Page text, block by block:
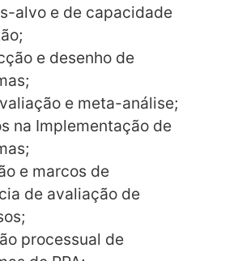
alvo e de capacidade
e desenho de
e meta-análise;
na Implementação de
e marcos de
de avaliação de
processual de